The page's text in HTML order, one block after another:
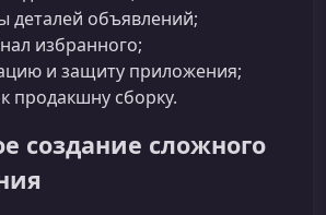
деталей объявлений;
избранного;
и защиту приложения;
продакшну сборку.
создание сложного